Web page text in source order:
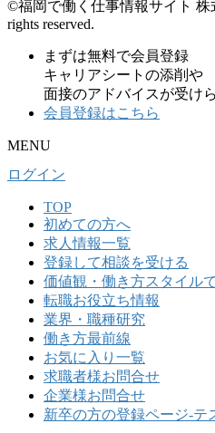
©福岡で働く仕事情報サイト
rights reserved.
まずは無料で会員登録
キャリアシートの添削や
面接のアドバイスが受け
会員登録はこちら
MENU
ログイン
TOP
初めての⽅へ
求人情報一覧
登録して相談を受ける
価値観・働き方スタイル
転職お役立ち情報
業界・職種研究
働き方最前線
お気に入り一覧
求職者様お問合せ
企業様お問合せ
新卒の方の登録ページ-テ